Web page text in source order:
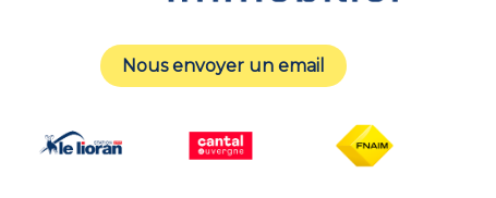
Nous envoyer un email